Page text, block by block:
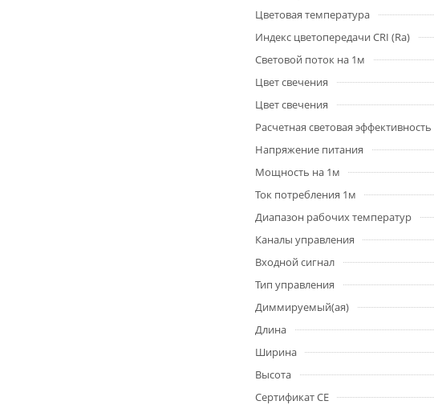
Цветовая температура
Индекс цветопередачи CRI (Ra)
Световой поток на 1м
Цвет свечения
Цвет свечения
Расчетная световая эффективность
Напряжение питания
Мощность на 1м
Ток потребления 1м
Диапазон рабочих температур
Каналы управления
Входной сигнал
Тип управления
Диммируемый(ая)
Длина
Ширина
Высота
Сертификат CE